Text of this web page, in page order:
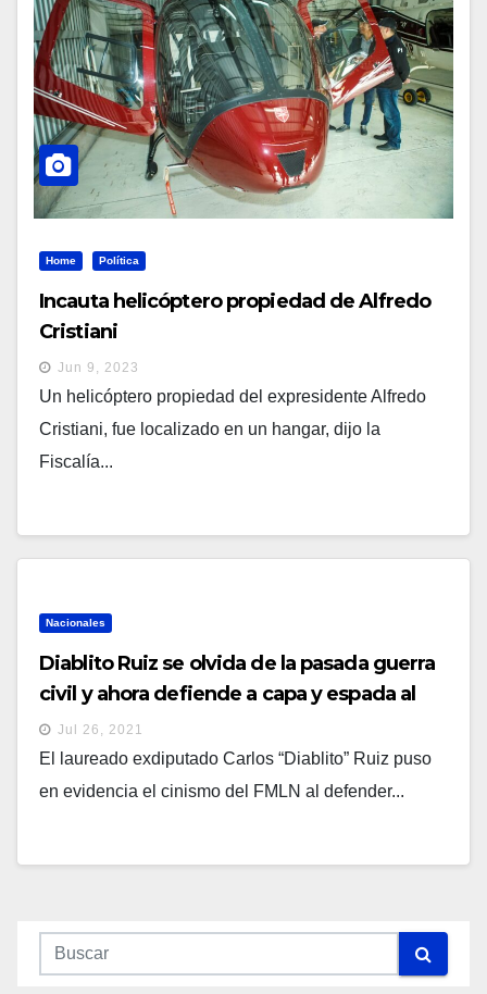
Home Política
Incauta helicóptero propiedad de Alfredo
Cristiani
Jun 9, 2023
Un helicóptero propiedad del expresidente Alfredo
Cristiani, fue localizado en un hangar, dijo la
Fiscalía...
Nacionales
Diablito Ruiz se olvida de la pasada guerra
civil y ahora defiende a capa y espada al
expresidente arenero Alfredo Cristiani
Jul 26, 2021
El laureado exdiputado Carlos “Diablito” Ruiz puso
en evidencia el cinismo del FMLN al defender...